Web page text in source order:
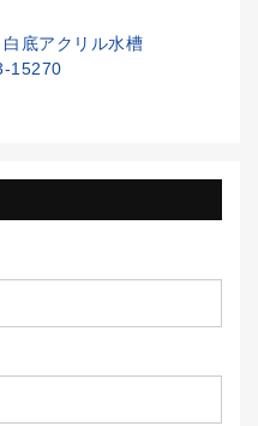
底アクリル水槽
15270